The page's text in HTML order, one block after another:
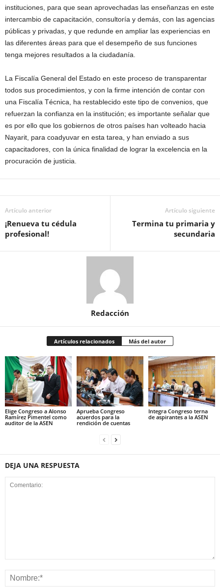
instituciones, para que sean aprovechadas las enseñanzas en este
intercambio de capacitación, consultoría y demás, con las agencias
públicas y privadas, y que redunde en ampliar las experiencias en
las diferentes áreas para que el desempeño de sus funciones
tenga mejores resultados a la ciudadanía.
La Fiscalía General del Estado en este proceso de transparentar
todos sus procedimientos, y con la firme intención de contar con
una Fiscalía Técnica, ha restablecido este tipo de convenios, que
refuerzan la confianza en la institución; es importante señalar que
es por ello que los gobiernos de otros países han volteado hacia
Nayarit, para coadyuvar en esta tarea, y han enviado a sus
capacitadores, con la única finalidad de lograr la excelencia en la
procuración de justicia.
Artículo anterior
¡Renueva tu cédula
profesional!
Artículo siguiente
Termina tu primaria y
secundaria
Redacción
Artículos relacionados Más del autor
Elige Congreso a Alonso
Ramírez Pimentel como
auditor de la ASEN
Aprueba Congreso
acuerdos para la
rendición de cuentas
Integra Congreso terna
de aspirantes a la ASEN
DEJA UNA RESPUESTA